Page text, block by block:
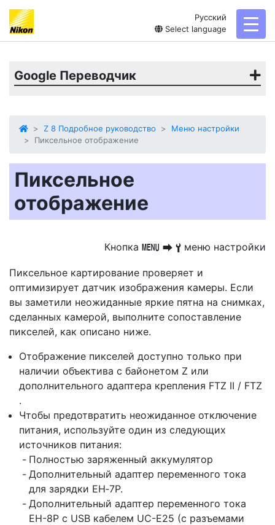
Русский
Select language
Google Переводчик
Z 8 Подробное руководство
Меню настройки
Пиксельное отображение
Пиксельное
отображение
Кнопка G U B меню настройки
Пиксельное картирование проверяет и
оптимизирует датчик изображения камеры. Если
вы заметили неожиданные яркие пятна на снимках,
сделанных камерой, выполните сопоставление
пикселей, как описано ниже.
Отображение пикселей доступно только при
наличии объектива с байонетом Z или
дополнительного адаптера крепления FTZ II / FTZ
.
Чтобы предотвратить неожиданное отключение
питания, используйте один из следующих
источников питания:
Полностью заряженный аккумулятор
Дополнительный адаптер переменного тока
для зарядки EH‑7P.
Дополнительный адаптер переменного тока
EH-8P с USB кабелем UC-E25 (с разъемами